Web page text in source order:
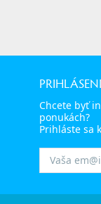
Chcete byť
ponukách?
Prihláste sa